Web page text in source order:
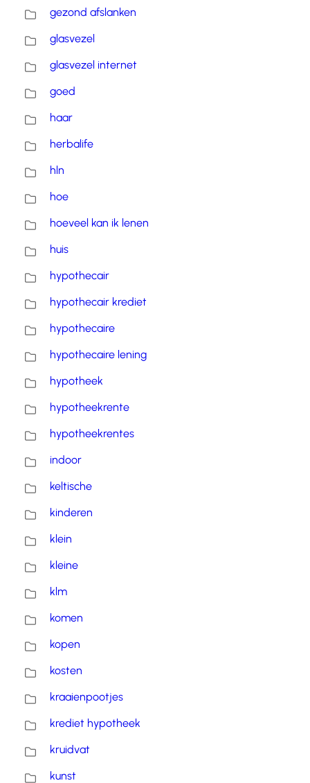
gezond afslanken
glasvezel
glasvezel internet
goed
haar
herbalife
hln
hoe
hoeveel kan ik lenen
huis
hypothecair
hypothecair krediet
hypothecaire
hypothecaire lening
hypotheek
hypotheekrente
hypotheekrentes
indoor
keltische
kinderen
klein
kleine
klm
komen
kopen
kosten
kraaienpootjes
krediet hypotheek
kruidvat
kunst